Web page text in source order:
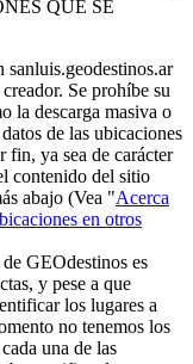
QUE SE
Se prohíbe su
la descarga masiva o
de las ubicaciones
ya sea de carácter
contenido del sitio
abajo (Vea "Acerca
en otros
GEOdestinos es
y pese a que
los lugares a
no tenemos los
una de las